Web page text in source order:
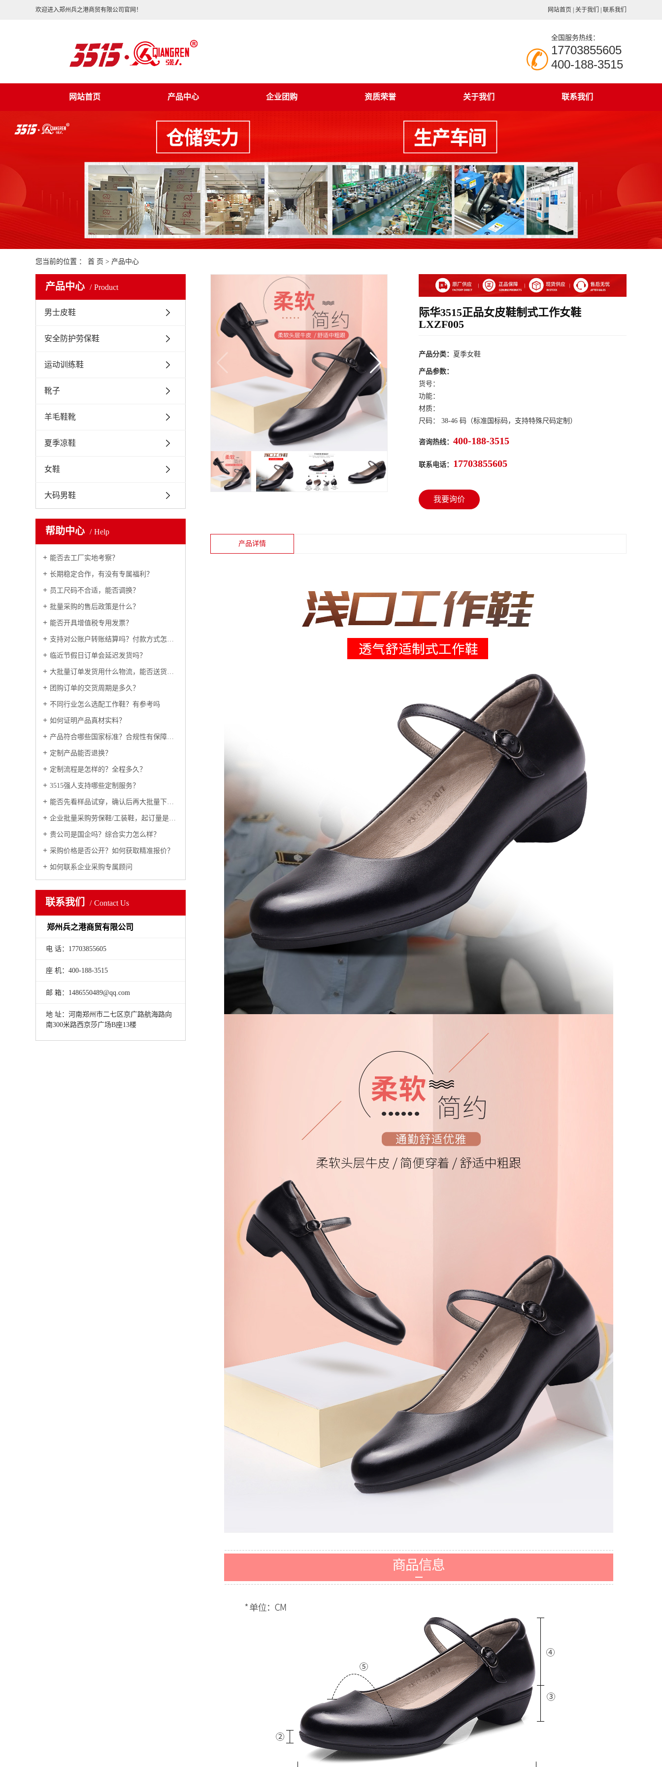
欢迎进入郑州兵之港商贸有限公司官网！ 网站首页 关于我们 联系我们
全国服务热线：
17703855605
400-188-3515
网站首页 产品中心 企业团购 资质荣誉 关于我们 联系我们
您当前的位置 ： 首 页 > 产品中心
产品中心 Product
男士皮鞋
安全防护劳保鞋
运动训练鞋
靴子
羊毛鞋靴
夏季凉鞋
女鞋
大码男鞋
帮助中心 Help
能否去工厂实地考察？
长期稳定合作，有没有专属福利？
员工尺码不合适，能否调换？
批量采购的售后政策是什么？
能否开具增值税专用发票？
支持对公账户转账结算吗？付款方式怎么约定？
临近节假日订单会延迟发货吗？
大批量订单发货用什么物流，能否送货上门？
团购订单的交货周期是多久？
不同行业怎么选配工作鞋？有参考吗
如何证明产品真材实料？
产品符合哪些国家标准？合规性有保障吗？
定制产品能否退换？
定制流程是怎样的？全程多久？
3515强人支持哪些定制服务？
能否先看样品试穿，确认后再大批量下单？
企业批量采购劳保鞋/工装鞋，起订量是多少？
贵公司是国企吗？综合实力怎么样？
采购价格是否公开？如何获取精准报价？
如何联系企业采购专属顾问
联系我们 Contact Us
郑州兵之港商贸有限公司
电 话：17703855605
座 机：400-188-3515
邮 箱：1486550489@qq.com
地 址：河南郑州市二七区京广路航海路向
南300米路西京莎广场B座13楼
际华3515正品女皮鞋制式工作女鞋
LXZF005
产品分类： 夏季女鞋
产品参数：
货号：
功能：
材质：
尺码： 38-46 码（标准国标码，支持特殊尺码定制）
咨询热线： 400-188-3515
联系电话： 17703855605
我要询价
产品详情